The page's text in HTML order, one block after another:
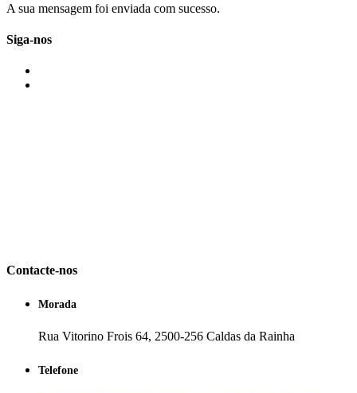
A sua mensagem foi enviada com sucesso.
Siga-nos
Contacte-nos
Morada
Rua Vitorino Frois 64, 2500-256 Caldas da Rainha
Telefone